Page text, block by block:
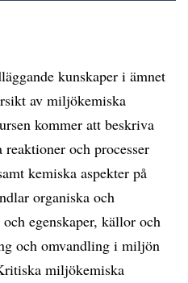
kunskaper i ämnet
av miljökemiska
kommer att beskriva
och processer
kemiska aspekter på
organiska och
egenskaper, källor och
och omvandling i miljön
miljökemiska